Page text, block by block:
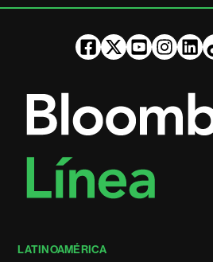
LATINOAMÉRICA